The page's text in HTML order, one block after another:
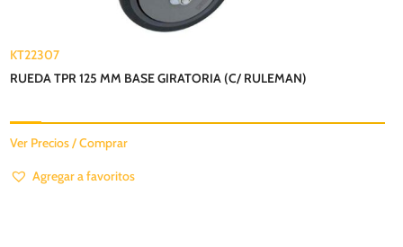
KT22307
RUEDA TPR 125 MM BASE GIRATORIA (C/ RULEMAN)
Ver Precios / Comprar
Agregar a favoritos